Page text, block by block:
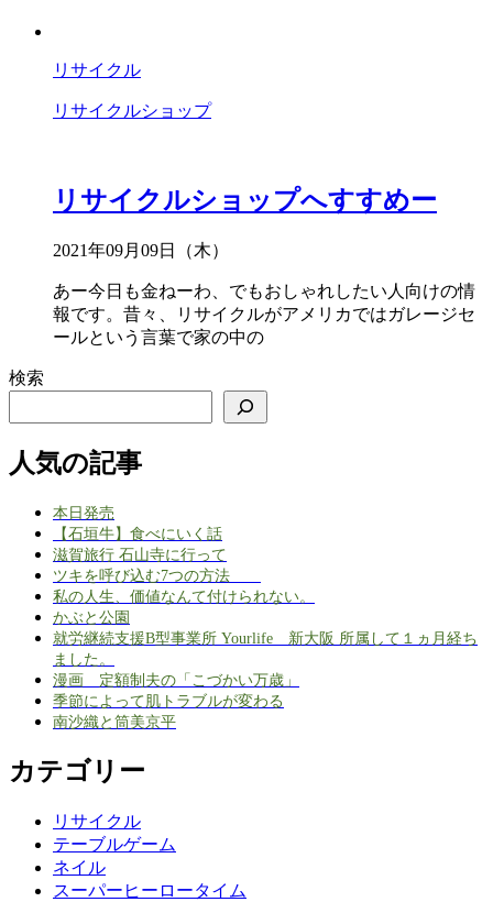
リサイクル
リサイクルショップ
リサイクルショップへすすめー
2021年09月09日（木）
あー今日も金ねーわ、でもおしゃれしたい人向けの情
報です。昔々、リサイクルがアメリカではガレージセ
ールという言葉で家の中の
検索
人気の記事
本日発売
【石垣牛】食べにいく話
滋賀旅行 石山寺に行って
ツキを呼び込む7つの方法
私の人生、価値なんて付けられない。
かぶと公園
就労継続支援B型事業所 Yourlife 新大阪 所属して１ヵ月経ち
ました。
漫画 定額制夫の「こづかい万歳」
季節によって肌トラブルが変わる
南沙織と筒美京平
カテゴリー
リサイクル
テーブルゲーム
ネイル
スーパーヒーロータイム